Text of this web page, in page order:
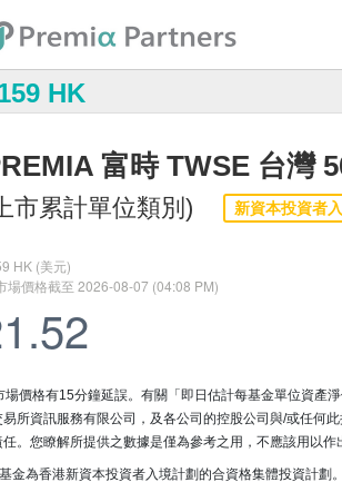
HK
富時 TWSE 台灣
市累計單位類別) 新資本投資者
場價格有15分鐘延誤。有關「即日估計每基金單位資產
易所資訊服務有限公司，及各公司的控股公司與/或任何
任。您瞭解所提供之數據是僅為參考之用，不應該用以作
金為香港新資本投資者入境計劃的合資格集體投資計劃